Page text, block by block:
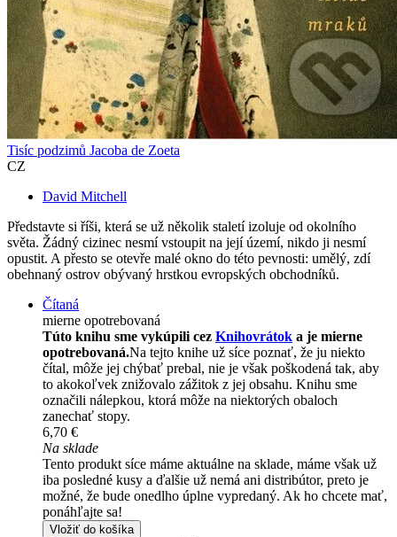
Tisíc podzimů Jacoba de Zoeta
CZ
David Mitchell
Představte si říši, která se už několik staletí izoluje od okolního
světa. Žádný cizinec nesmí vstoupit na její území, nikdo ji nesmí
opustit. A přesto se otevře malé okno do této pevnosti: umělý, zdí
obehnaný ostrov obývaný hrstkou evropských obchodníků.
Čítaná
mierne opotrebovaná
Túto knihu sme vykúpili cez Knihovrátok a je mierne
opotrebovaná.Na tejto knihe už síce poznať, že ju niekto
čítal, môže jej chýbať prebal, nie je však poškodená tak, aby
to akokoľvek znižovalo zážitok z jej obsahu. Knihu sme
označili nálepkou, ktorá môže na niektorých obaloch
zanechať stopy.
6,70 €
Na sklade
Tento produkt síce máme aktuálne na sklade, máme však už
iba posledné kusy a ďalšie už nemá ani distribútor, preto je
možné, že bude onedlho úplne vypredaný. Ak ho chcete mať,
ponáhľajte sa!
Vložiť do košíka